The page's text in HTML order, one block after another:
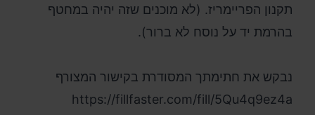
תקנון הפריימריז. (לא מוכנים שזה יהיה במחטף
בהרמת יד על נוסח לא ברור).
נבקש את חתימתך המסודרת בקישור המצורף
https://fillfaster.com/fill/5Qu4q9ez4a